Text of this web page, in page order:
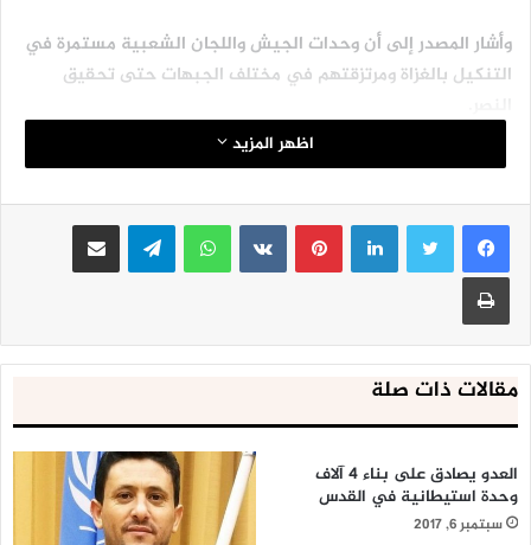
وأشار المصدر إلى أن وحدات الجيش واللجان الشعبية مستمرة في
التنكيل بالغزاة ومرتزقتهم في مختلف الجبهات حتى تحقيق
اظهر المزيد
لينكدإنبينتيريست واتساب تيلقرام مشاركة عبر البريد
طباعة
مقالات ذات صلة
العدو يصادق على بناء 4 آلاف
وحدة استيطانية في القدس
سبتمبر 6, 2017